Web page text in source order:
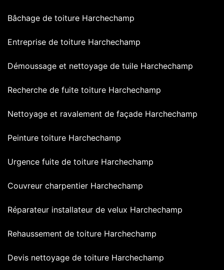
Bâchage de toiture Harchechamp
Entreprise de toiture Harchechamp
Démoussage et nettoyage de tuile Harchechamp
Recherche de fuite toiture Harchechamp
Nettoyage et ravalement de façade Harchechamp
Peinture toiture Harchechamp
Urgence fuite de toiture Harchechamp
Couvreur charpentier Harchechamp
Réparateur installateur de velux Harchechamp
Rehaussement de toiture Harchechamp
Devis nettoyage de toiture Harchechamp